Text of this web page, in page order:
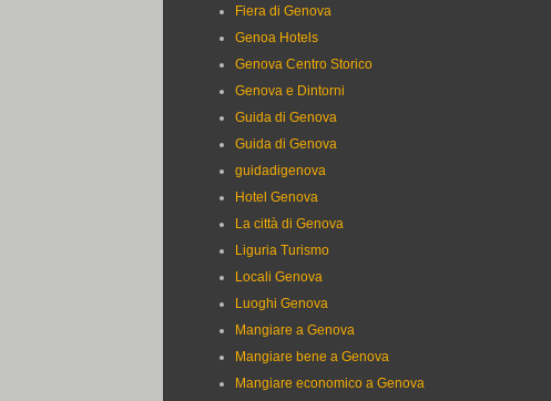
Fiera di Genova
Genoa Hotels
Genova Centro Storico
Genova e Dintorni
Guida di Genova
Guida di Genova
guidadigenova
Hotel Genova
La città di Genova
Liguria Turismo
Locali Genova
Luoghi Genova
Mangiare a Genova
Mangiare bene a Genova
Mangiare economico a Genova